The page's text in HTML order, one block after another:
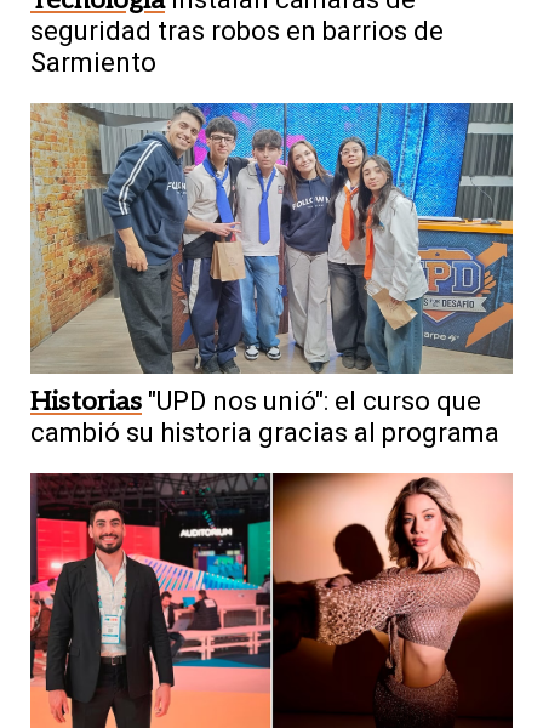
seguridad tras robos en barrios de
Sarmiento
Historias "UPD nos unió": el curso que
cambió su historia gracias al programa